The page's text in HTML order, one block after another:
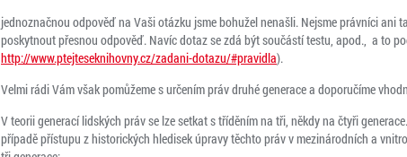
jednoznačnou odpověď na Vaši otázku jsme bohužel nenašli. Nejsme právníci ani
poskytnout přesnou odpověď. Navíc dotaz se zdá být součástí testu, apod., a to
http://www.ptejteseknihovny.cz/zadani-dotazu/#pravidla).
Velmi rádi Vám však pomůžeme s určením práv druhé generace a doporučíme
V teorii generací lidských práv se lze setkat s tříděním na tři, někdy na čtyři
případě přístupu z historických hledisek úpravy těchto práv v mezinárodních a